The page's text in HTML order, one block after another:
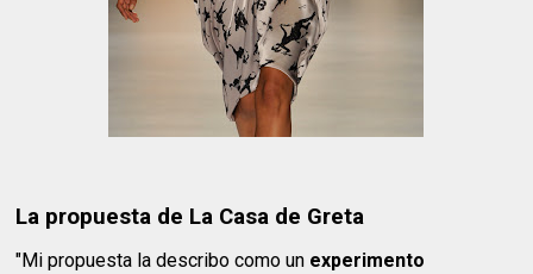
La propuesta de La Casa de Greta
"Mi propuesta la describo como un experimento